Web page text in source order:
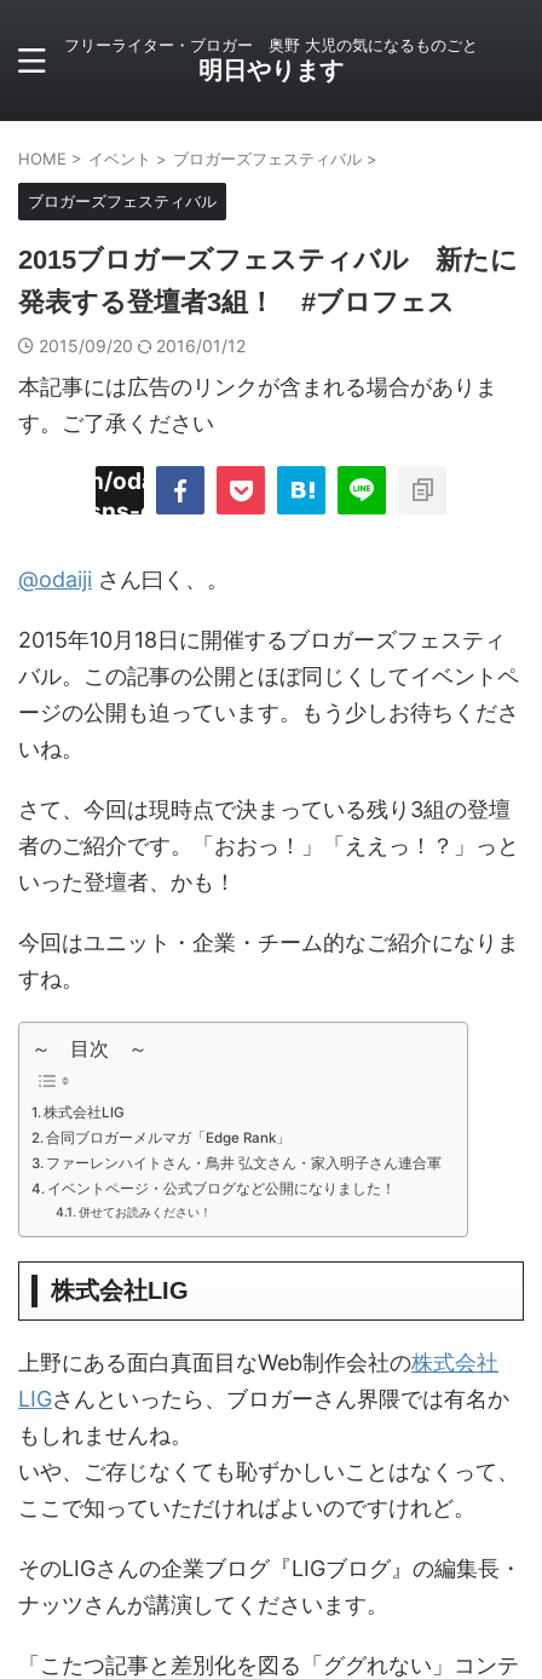
フリーライター・ブロガー 奥野 大児の気になるものごと
明日やります
HOME > イベント > ブロガーズフェスティバル >
ブロガーズフェスティバル
2015ブロガーズフェスティバル 新たに
発表する登壇者3組！ #ブロフェス
2015/09/20 2016/01/12
本記事には広告のリンクが含まれる場合がありま
す。ご了承ください
odaiji.com/public_html/blog/wp-
sns-count-cache/sns-count-
@odaiji さん曰く、。
2015年10月18日に開催するブロガーズフェスティ
バル。この記事の公開とほぼ同じくしてイベントペ
ージの公開も迫っています。もう少しお待ちくださ
いね。
さて、今回は現時点で決まっている残り3組の登壇
者のご紹介です。「おおっ！」「ええっ！？」っと
いった登壇者、かも！
今回はユニット・企業・チーム的なご紹介になりま
すね。
～ 目次 ～
株式会社LIG
合同ブロガーメルマガ「Edge Rank」
ファーレンハイトさん・鳥井 弘文さん・家入明子さん連合軍
イベントページ・公式ブログなど公開になりました！
併せてお読みください！
株式会社LIG
上野にある面白真面目なWeb制作会社の株式会社
LIGさんといったら、ブロガーさん界隈では有名か
もしれませんね。
いや、ご存じなくても恥ずかしいことはなくって、
ここで知っていただければよいのですけれど。
そのLIGさんの企業ブログ『LIGブログ』の編集長・
ナッツさんが講演してくださいます。
「こたつ記事と差別化を図る「ググれない」コンテ